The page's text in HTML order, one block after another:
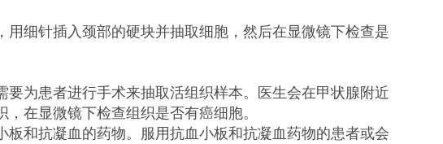
细针插入颈部的硬块并抽取细胞，然后在显微镜下检查是
为患者进行手术来抽取活组织样本。医生会在甲状腺附近
在显微镜下检查组织是否有癌细胞。
和抗凝血的药物。服用抗血小板和抗凝血药物的患者或会